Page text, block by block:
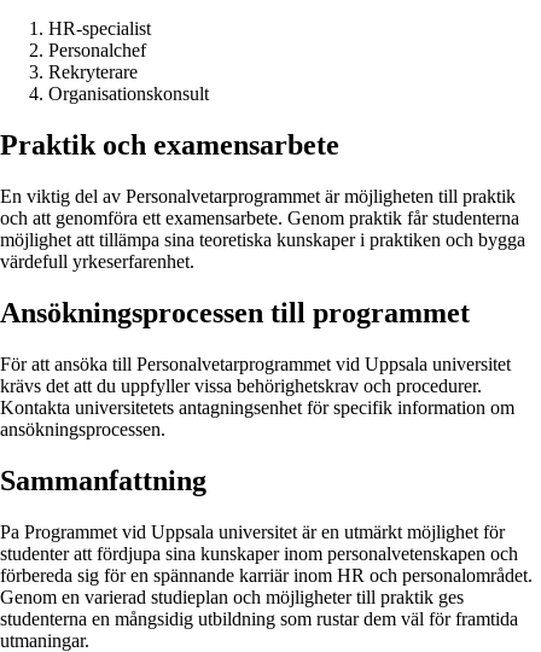
HR-specialist
Personalchef
Rekryterare
Organisationskonsult
Praktik och examensarbete
En viktig del av Personalvetarprogrammet är möjligheten till praktik
och att genomföra ett examensarbete. Genom praktik får studenterna
möjlighet att tillämpa sina teoretiska kunskaper i praktiken och bygga
värdefull yrkeserfarenhet.
Ansökningsprocessen till programmet
För att ansöka till Personalvetarprogrammet vid Uppsala universitet
krävs det att du uppfyller vissa behörighetskrav och procedurer.
Kontakta universitetets antagningsenhet för specifik information om
ansökningsprocessen.
Sammanfattning
Pa Programmet vid Uppsala universitet är en utmärkt möjlighet för
studenter att fördjupa sina kunskaper inom personalvetenskapen och
förbereda sig för en spännande karriär inom HR och personalområdet.
Genom en varierad studieplan och möjligheter till praktik ges
studenterna en mångsidig utbildning som rustar dem väl för framtida
utmaningar.